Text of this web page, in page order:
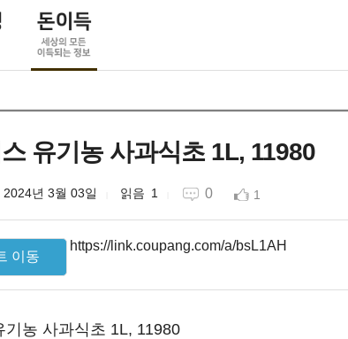
유기농 사과식초 1L, 11980
2024년 3월 03일 1 0 1
https://link.coupang.com/a/bsL1AH
이동
기농 사과식초 1L, 11980